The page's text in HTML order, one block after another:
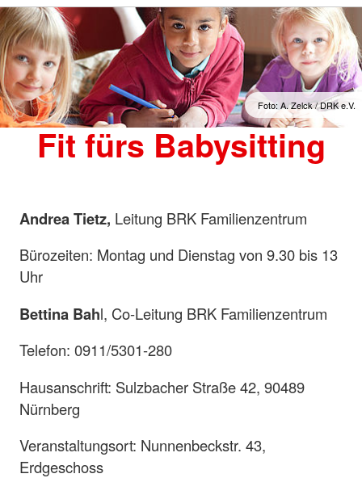
Foto: A. Zelck / DRK e.V.
Fit fürs Babysitting
Andrea Tietz, Leitung BRK Familienzentrum
Bürozeiten: Montag und Dienstag von 9.30 bis 13
Uhr
Bettina Bahl, Co-Leitung BRK Familienzentrum
Telefon: 0911/5301-280
Hausanschrift: Sulzbacher Straße 42, 90489
Nürnberg
Veranstaltungsort: Nunnenbeckstr. 43,
Erdgeschoss